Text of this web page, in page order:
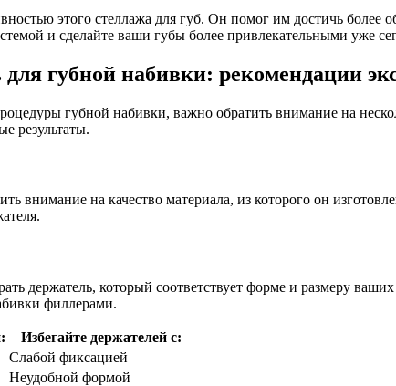
этого стеллажа для губ. Он помог им достичь более
и сделайте ваши губы более привлекательными уже
губной набивки: рекомендации
губной набивки, важно обратить внимание на
результаты.
внимание на качество материала, из которого он
держатель, который соответствует форме и размеру
филлерами.
Избегайте держателей с:
Слабой фиксацией
Неудобной формой